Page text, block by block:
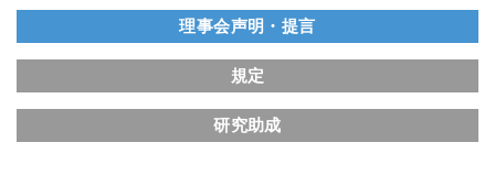
理事会声明・提言
規定
研究助成